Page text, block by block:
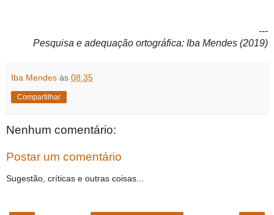
---
Pesquisa e adequação ortográfica: Iba Mendes (2019)
Iba Mendes às 08:35
Compartilhar
Nenhum comentário:
Postar um comentário
Sugestão, críticas e outras coisas...